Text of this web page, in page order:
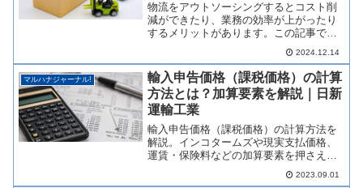
物流をアウトソーシングするとコスト削
減ができたり、業務の効率が上がったり
するメリットがあります。この記事では
物流のアウトソーシングをする際にポイ
ントや注意点を解説するので、ぜひ内容
を確認してみてください。
2024.12.14
マルハナジャーナル!
輸入申告価格（課税価格）の計算
方法とは？加算要素を解説｜日新
運輸工業
輸入申告価格（課税価格）の計算方法を
解説。インコタームズや現実支払価格、
運賃・保険料などの加算要素を押さえ、
申告漏れを防ぐポイントを通関の専門家
がわかりやすくまとめました。
2023.09.01